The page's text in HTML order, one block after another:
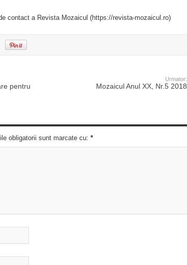
contact a Revista Mozaicul (https://revista-mozaicul.ro)
pentru
Urmator:
Mozaicul Anul XX, Nr.5 2018
obligatorii sunt marcate cu: *